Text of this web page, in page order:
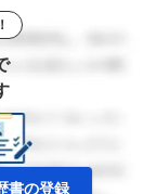
書の登録